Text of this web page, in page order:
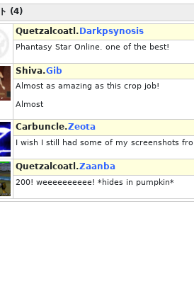
(4)
Quetzalcoatl. Darkpsynosis
Phantasy Star Online. one of the best!
Shiva.Gib
Almost as amazing as this crop job!
Almost
Carbuncle.Zeota
I wish I still had some of my screenshots
Quetzalcoatl.Zaanba
200! weeeeeeeeee! *hides in pumpkin*